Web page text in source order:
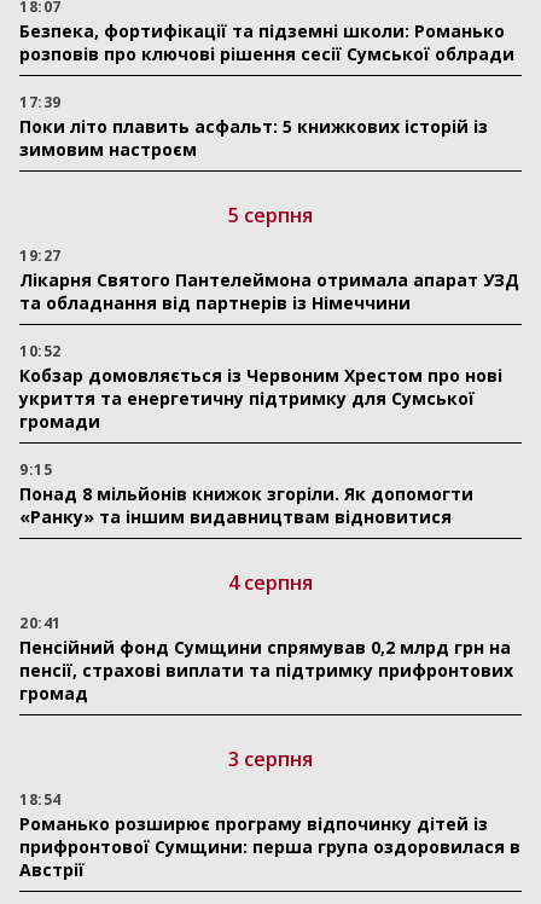
18:07
Безпека, фортифікації та підземні школи: Романько
розповів про ключові рішення сесії Сумської облради
17:39
Поки літо плавить асфальт: 5 книжкових історій із
зимовим настроєм
5 серпня
19:27
Лікарня Святого Пантелеймона отримала апарат УЗД
та обладнання від партнерів із Німеччини
10:52
Кобзар домовляється із Червоним Хрестом про нові
укриття та енергетичну підтримку для Сумської
громади
9:15
Понад 8 мільйонів книжок згоріли. Як допомогти
«Ранку» та іншим видавництвам відновитися
4 серпня
20:41
Пенсійний фонд Сумщини спрямував 0,2 млрд грн на
пенсії, страхові виплати та підтримку прифронтових
громад
3 серпня
18:54
Романько розширює програму відпочинку дітей із
прифронтової Сумщини: перша група оздоровилася в
Австрії